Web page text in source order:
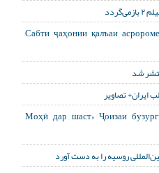
Сабти ҷаҳонии қалъаи
شد
ایران+ تصاویر
«Моҳӣ дар шаст» Ҷоизаи
روسیه را به دست آورد